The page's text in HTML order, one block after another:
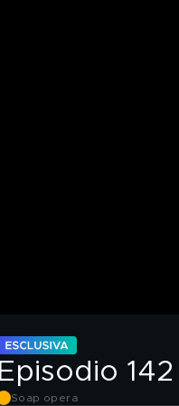
Episodio 142
Soap opera